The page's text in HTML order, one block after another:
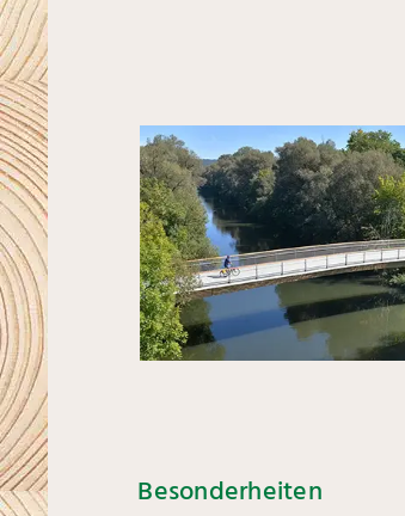
Besonderheiten